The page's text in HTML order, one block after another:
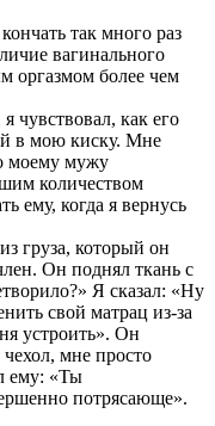
так много раз
вагинального
оргазмом более чем
чувствовал, как его
в мою киску. Мне
моему мужу
количеством
ему, когда я вернусь
груза, который он
Он поднял ткань с
Я сказал: «Ну
свой матрац из-за
устроить». Он
чехол, мне просто
ему: «Ты
потрясающе».